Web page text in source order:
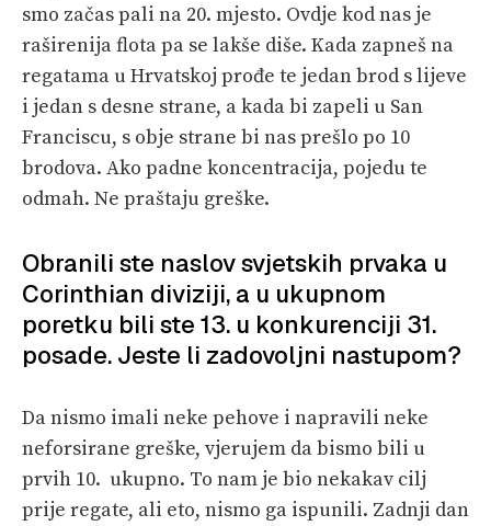
smo začas pali na 20. mjesto. Ovdje kod nas je
raširenija flota pa se lakše diše. Kada zapneš na
regatama u Hrvatskoj prođe te jedan brod s lijeve
i jedan s desne strane, a kada bi zapeli u San
Franciscu, s obje strane bi nas prešlo po 10
brodova. Ako padne koncentracija, pojedu te
odmah. Ne praštaju greške.
Obranili ste naslov svjetskih prvaka u
Corinthian diviziji, a u ukupnom
poretku bili ste 13. u konkurenciji 31.
posade. Jeste li zadovoljni nastupom?
Da nismo imali neke pehove i napravili neke
neforsirane greške, vjerujem da bismo bili u
prvih 10. ukupno. To nam je bio nekakav cilj
prije regate, ali eto, nismo ga ispunili. Zadnji dan